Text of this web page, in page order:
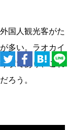
国人観光客がた
多い。ラオカイ
駅であり、これ
ろう。